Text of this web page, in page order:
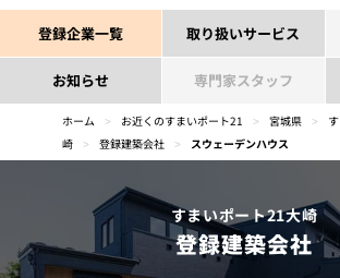
登録企業一覧 取り扱いサービス
お知らせ
専門家スタッフ
ホーム > お近くのすまいポート21 > 宮城県 >
崎
> 登録建築会社 > スウェーデンハウス
すまいポート21大崎
登録建築会社